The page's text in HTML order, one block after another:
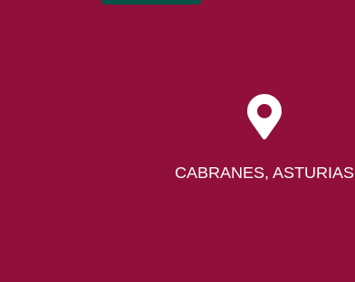
CABRANES, ASTURIAS